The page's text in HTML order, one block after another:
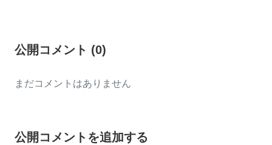
公開コメント (0)
まだコメントはありません
公開コメントを追加する